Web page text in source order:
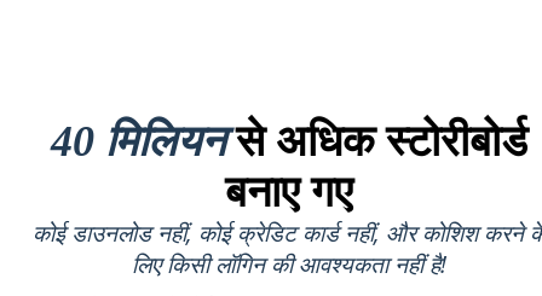
40 मिलियनसे अधिक स्टोरीबोर्ड
बनाए गए
कोई डाउनलोड नहीं, कोई क्रेडिट कार्ड नहीं, और कोशिश करने
लिए किसी लॉगिन की आवश्यकता नहीं है!